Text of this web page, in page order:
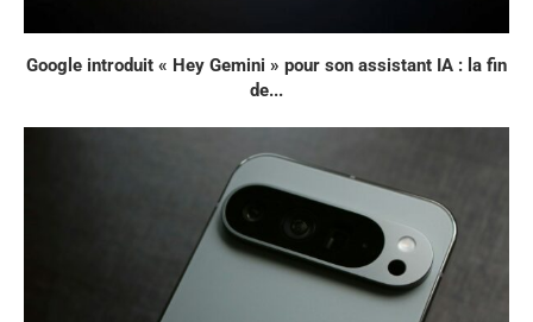
Google introduit « Hey Gemini » pour son assistant IA : la fin
de...